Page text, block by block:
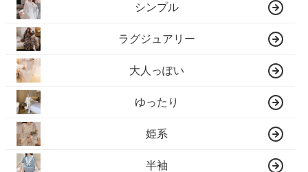
シンプル
ラグジュアリー
大人っぽい
ゆったり
姫系
半袖